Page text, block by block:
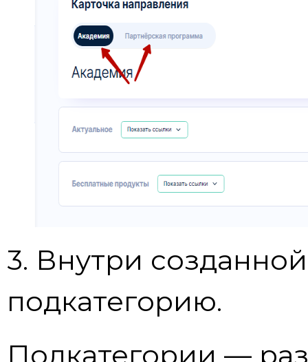
3. Внутри
подкатегорию.
Подкатегории —